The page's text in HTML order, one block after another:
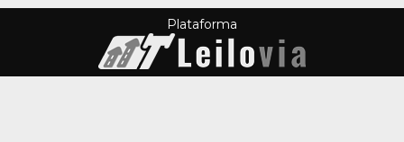
Plataforma